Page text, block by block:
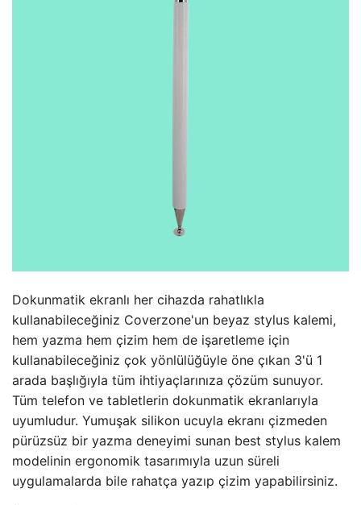
Dokunmatik ekranlı her cihazda rahatlıkla
kullanabileceğiniz Coverzone'un beyaz stylus kalemi,
hem yazma hem çizim hem de işaretleme için
kullanabileceğiniz çok yönlülüğüyle öne çıkan 3'ü 1
arada başlığıyla tüm ihtiyaçlarınıza çözüm sunuyor.
Tüm telefon ve tabletlerin dokunmatik ekranlarıyla
uyumludur. Yumuşak silikon ucuyla ekranı çizmeden
pürüzsüz bir yazma deneyimi sunan best stylus kalem
modelinin ergonomik tasarımıyla uzun süreli
uygulamalarda bile rahatça yazıp çizim yapabilirsiniz.